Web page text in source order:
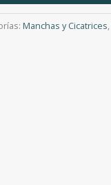
Manchas y Cicatrices,